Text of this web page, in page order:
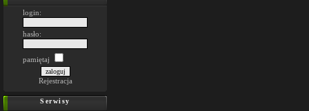
login:
hasło:
pamiętaj
Rejestracja
Serwisy